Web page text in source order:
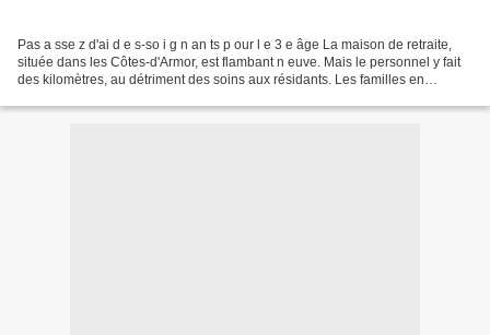
Pas a sse z d'ai d e s-so i g n an ts p our l e 3 e âge La maison de retraite,
située dans les Côtes-d'Armor, est flambant n euve. Mais le personnel y fait
des kilomètres, au détriment des soins aux résidants. Les familles en